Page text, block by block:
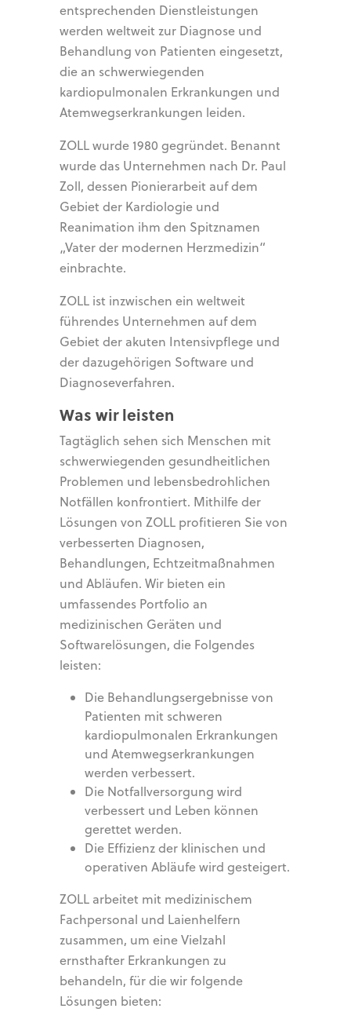
entsprechenden Dienstleistungen
werden weltweit zur Diagnose und
Behandlung von Patienten eingesetzt,
die an schwerwiegenden
kardiopulmonalen Erkrankungen und
Atemwegserkrankungen leiden.
ZOLL wurde 1980 gegründet. Benannt
wurde das Unternehmen nach Dr. Paul
Zoll, dessen Pionierarbeit auf dem
Gebiet der Kardiologie und
Reanimation ihm den Spitznamen
„Vater der modernen Herzmedizin“
einbrachte.
ZOLL ist inzwischen ein weltweit
führendes Unternehmen auf dem
Gebiet der akuten Intensivpflege und
der dazugehörigen Software und
Diagnoseverfahren.
Was wir leisten
Tagtäglich sehen sich Menschen mit
schwerwiegenden gesundheitlichen
Problemen und lebensbedrohlichen
Notfällen konfrontiert. Mithilfe der
Lösungen von ZOLL profitieren Sie von
verbesserten Diagnosen,
Behandlungen, Echtzeitmaßnahmen
und Abläufen. Wir bieten ein
umfassendes Portfolio an
medizinischen Geräten und
Softwarelösungen, die Folgendes
leisten:
Die Behandlungsergebnisse von
Patienten mit schweren
kardiopulmonalen Erkrankungen
und Atemwegserkrankungen
werden verbessert.
Die Notfallversorgung wird
verbessert und Leben können
gerettet werden.
Die Effizienz der klinischen und
operativen Abläufe wird gesteigert.
ZOLL arbeitet mit medizinischem
Fachpersonal und Laienhelfern
zusammen, um eine Vielzahl
ernsthafter Erkrankungen zu
behandeln, für die wir folgende
Lösungen bieten: